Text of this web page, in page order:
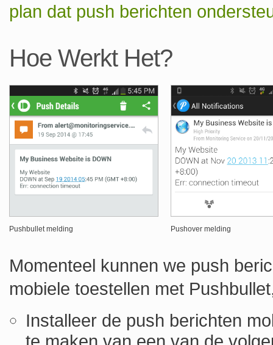
plan dat push berichten
Hoe Werkt Het?
Pushbullet melding Pushover melding
Momenteel kunnen we push
mobiele toestellen met
Installeer de push berichten